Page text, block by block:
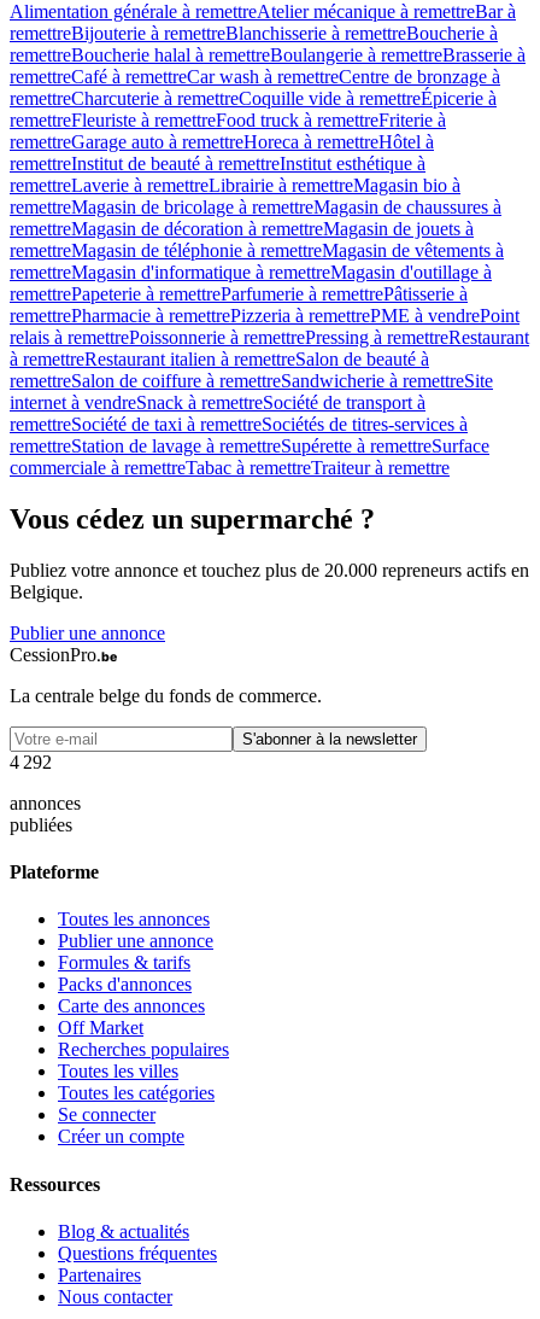
Alimentation générale à remettreAtelier mécanique à remettreBar à
remettreBijouterie à remettreBlanchisserie à remettreBoucherie à
remettreBoucherie halal à remettreBoulangerie à remettreBrasserie à
remettreCafé à remettreCar wash à remettreCentre de bronzage à
remettreCharcuterie à remettreCoquille vide à remettreÉpicerie à
remettreFleuriste à remettreFood truck à remettreFriterie à
remettreGarage auto à remettreHoreca à remettreHôtel à
remettreInstitut de beauté à remettreInstitut esthétique à
remettreLaverie à remettreLibrairie à remettreMagasin bio à
remettreMagasin de bricolage à remettreMagasin de chaussures à
remettreMagasin de décoration à remettreMagasin de jouets à
remettreMagasin de téléphonie à remettreMagasin de vêtements à
remettreMagasin d'informatique à remettreMagasin d'outillage à
remettrePapeterie à remettreParfumerie à remettrePâtisserie à
remettrePharmacie à remettrePizzeria à remettrePME à vendrePoint
relais à remettrePoissonnerie à remettrePressing à remettreRestaurant
à remettreRestaurant italien à remettreSalon de beauté à
remettreSalon de coiffure à remettreSandwicherie à remettreSite
internet à vendreSnack à remettreSociété de transport à
remettreSociété de taxi à remettreSociétés de titres-services à
remettreStation de lavage à remettreSupérette à remettreSurface
commerciale à remettreTabac à remettreTraiteur à remettre
Vous cédez un supermarché ?
Publiez votre annonce et touchez plus de 20.000 repreneurs actifs en
Belgique.
Publier une annonce
CessionPro.be
La centrale belge du fonds de commerce.
S'abonner à la newsletter
4 292
annonces
publiées
Plateforme
Toutes les annonces
Publier une annonce
Formules & tarifs
Packs d'annonces
Carte des annonces
Off Market
Recherches populaires
Toutes les villes
Toutes les catégories
Se connecter
Créer un compte
Ressources
Blog & actualités
Questions fréquentes
Partenaires
Nous contacter